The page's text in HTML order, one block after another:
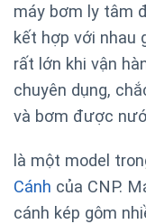
máy bơm ly tâm
kết hợp với nhau
rất lớn khi vận
chuyên dụng,
và bơm được
là một model
Cánh của CNP.
cánh kép gôm